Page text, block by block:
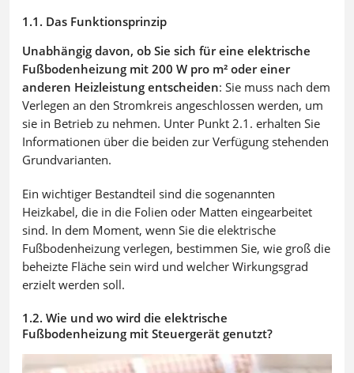
1.1. Das Funktionsprinzip
Unabhängig davon, ob Sie sich für eine elektrische
Fußbodenheizung mit 200 W pro m² oder einer
anderen Heizleistung entscheiden: Sie muss nach dem
Verlegen an den Stromkreis angeschlossen werden, um
sie in Betrieb zu nehmen. Unter Punkt 2.1. erhalten Sie
Informationen über die beiden zur Verfügung stehenden
Grundvarianten.
Ein wichtiger Bestandteil sind die sogenannten
Heizkabel, die in die Folien oder Matten eingearbeitet
sind. In dem Moment, wenn Sie die elektrische
Fußbodenheizung verlegen, bestimmen Sie, wie groß die
beheizte Fläche sein wird und welcher Wirkungsgrad
erzielt werden soll.
1.2. Wie und wo wird die elektrische
Fußbodenheizung mit Steuergerät genutzt?